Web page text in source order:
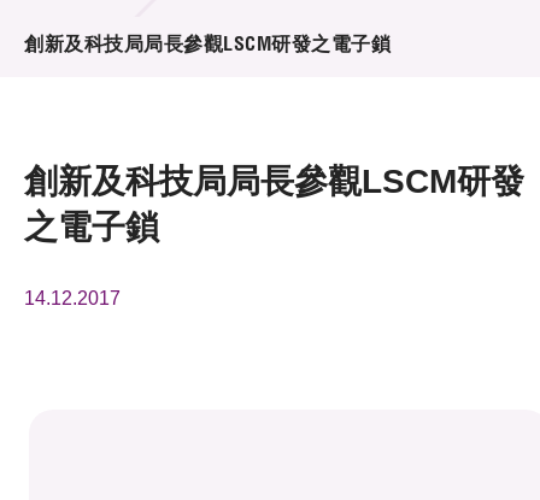
新聞中心
創新及科技局局長參觀LSCM研發之電子鎖
創新及科技局局長參觀LSCM研發
之電子鎖
14.12.2017